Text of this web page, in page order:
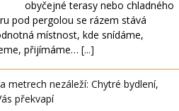
obyčejné terasy nebo chladného
pod pergolou se rázem stává
místnost, kde snídáme,
přijímáme… [...]
metrech nezáleží: Chytré bydlení,
překvapí